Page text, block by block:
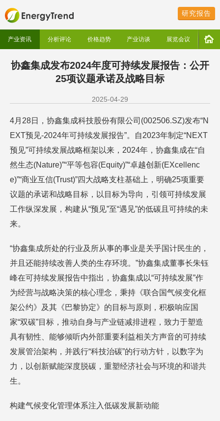
研究报告
产业资讯 分析评论 价格趋势 产业访谈 展览会议
协鑫集成发布2024年度可持续发展报告：公开
25项议题承诺及战略目标
2025-04-29
4月28日，协鑫集成科技股份有限公司(002506.SZ)发布“N
EXT预见-2024年可持续发展报告”。自2023年制定“NEXT
预见”可持续发展战略框架以来，2024年，协鑫集成在“自
然生态(Nature)”“平等包容(Equity)”“卓越创新(EXcellenc
e)”“商业互信(Trust)”四大战略支柱基础上，明确25项重要
议题的承诺和战略目标，以目标为导向，引领可持续发展
工作纵深发展，构建从“预见”至“遇见”的低碳且可持续的未
来。
“协鑫集成所处的行业及所从事的事业是关乎国计民生的，
并且还能持续改善人类的生存环境。”协鑫集成董事长朱钰
峰在可持续发展报告中指出，协鑫集成以“可持续发展”作
为经营与战略决策的核心理念，秉持《联合国气候变化框
架公约》及其《巴黎协定》的目标与原则，积极响应国
家“双碳”目标，推动自身与产业链减排进程，致力于塑造
具有韧性、能够倾听内外部重要利益相关方声音的可持续
发展管治架构，并践行“科技治碳”的行动方针，以数字为
力，以创新赋能深度脱碳，重塑经济社会与环境的和谐共
生。
构建气候变化管理体系注入低碳发展新动能